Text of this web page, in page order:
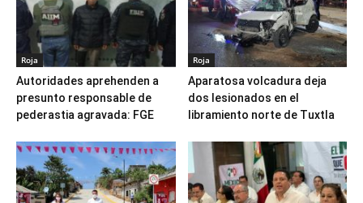
Roja
Autoridades aprehenden a
presunto responsable de
pederastia agravada: FGE
Roja
Aparatosa volcadura deja
dos lesionados en el
libramiento norte de Tuxtla